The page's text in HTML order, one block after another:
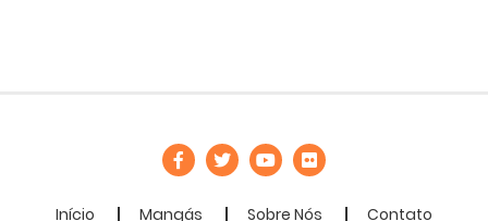
Início Mangás Sobre Nós Contato